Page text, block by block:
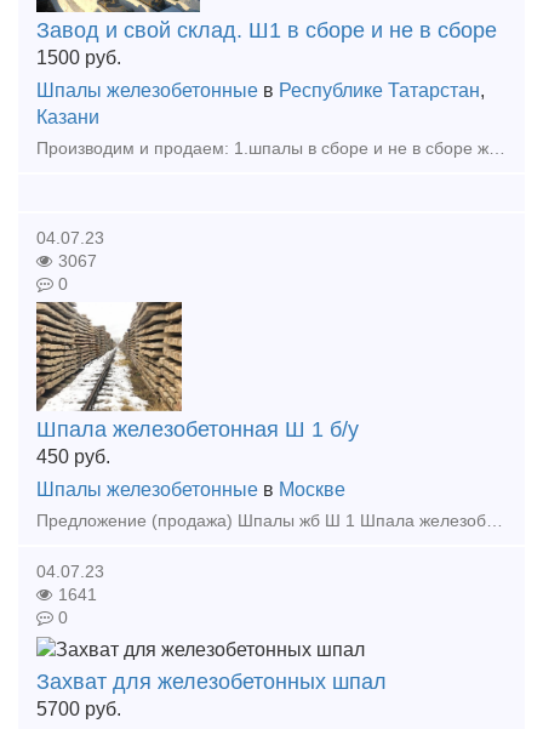
Завод и свой склад. Ш1 в сборе и не в сборе
1500 руб.
Шпалы железобетонные в Республике Татарстан,
Казани
Производим и продаем: 1.шпалы в сборе и не в сборе железобетонные. 2.Шпалы деревянные и брус ж/д И реализуем весь материал всп.
04.07.23
3067
0
Шпала железобетонная Ш 1 б/у
450 руб.
Шпалы железобетонные в Москве
Предложение (продажа) Шпалы жб Ш 1 Шпала железобетонная Ш-1 б/у для укладки в железнодорожный путь рельсов типа Р75, Р65 и Р50 и рельсовых скреплений типа КБ
04.07.23
1641
0
Захват для железобетонных шпал
5700 руб.